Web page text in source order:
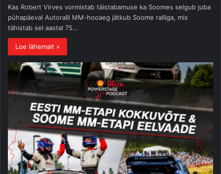
Kas Robert Virves vormistab täistabamuse ka Soomes selgub juba
pühapäeval Autoralli MM-hooaeg jätkub Soome ralliga, mis
tähistab sel aastal 75…
Loe lähemalt »